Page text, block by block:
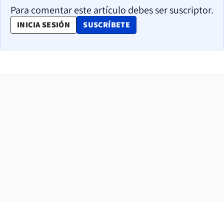
Para comentar este artículo debes ser suscriptor.
INICIA SESIÓN SUSCRÍBETE
OPENS IN NEW WINDOW